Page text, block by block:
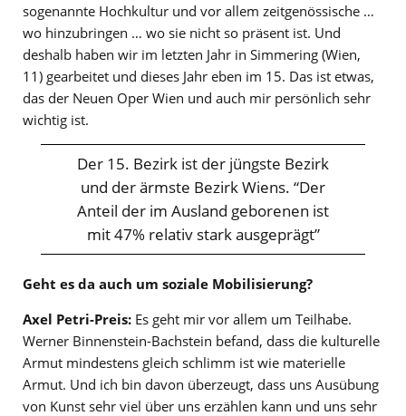
sogenannte Hochkultur und vor allem zeitgenössische …
wo hinzubringen … wo sie nicht so präsent ist. Und
deshalb haben wir im letzten Jahr in Simmering (Wien,
11) gearbeitet und dieses Jahr eben im 15. Das ist etwas,
das der Neuen Oper Wien und auch mir persönlich sehr
wichtig ist.
Der 15. Bezirk ist der jüngste Bezirk
und der ärmste Bezirk Wiens. “Der
Anteil der im Ausland geborenen ist
mit 47% relativ stark ausgeprägt”
Geht es da auch um soziale Mobilisierung?
Axel Petri-Preis: Es geht mir vor allem um Teilhabe.
Werner Binnenstein-Bachstein befand, dass die kulturelle
Armut mindestens gleich schlimm ist wie materielle
Armut. Und ich bin davon überzeugt, dass uns Ausübung
von Kunst sehr viel über uns erzählen kann und uns sehr